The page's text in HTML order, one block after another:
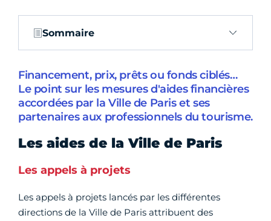
Sommaire
Financement, prix, prêts ou fonds ciblés…
Le point sur les mesures d'aides financières
accordées par la Ville de Paris et ses
partenaires aux professionnels du tourisme.
Les aides de la Ville de Paris
Les appels à projets
Les appels à projets lancés par les différentes
directions de la Ville de Paris attribuent des